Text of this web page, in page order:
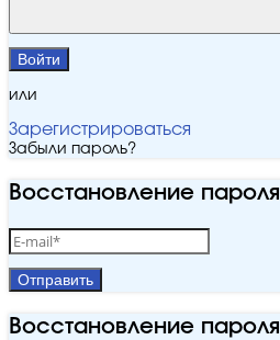
Войти
или
Зарегистрироваться
Забыли пароль?
Восстановление пароля
Отправить
Восстановление пароля